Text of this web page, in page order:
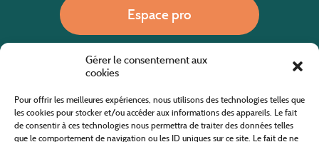
Gérer le consentement aux
cookies
Pour offrir les meilleures expériences, nous utilisons des technologies telles que
les cookies pour stocker et/ou accéder aux informations des appareils. Le fait
de consentir à ces technologies nous permettra de traiter des données telles
que le comportement de navigation ou les ID uniques sur ce site. Le fait de ne
Espace pro
Site internet cofinancé par le fonds européen agricole pour le développement rural
L'Europe investit dans les zones rurales